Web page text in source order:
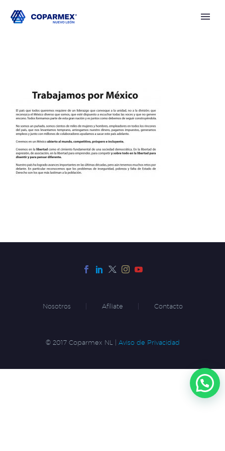
Nosotros Afíliate Contacto
© 2017 Coparmex NL | Aviso de Privacidad